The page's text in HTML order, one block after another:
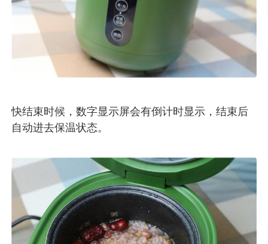
快结束时候，数字显示屏会有倒计时显示，结束后
自动进去保温状态。